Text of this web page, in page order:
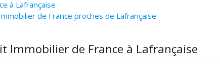
à Lafrançaise
de France proches de Lafrançaise
Immobilier de France à Lafrançaise